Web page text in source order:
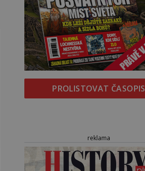
PROLISTOVAT ČASOPIS
reklama